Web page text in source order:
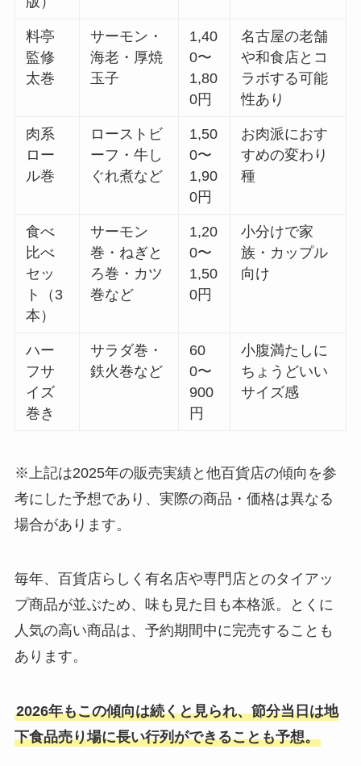
料亭
監修
太巻
サーモン・
海老・厚焼
玉子
1,40
0〜
1,80
0円
名古屋の老舗
や和食店とコ
ラボする可能
性あり
肉系
ロー
ル巻
ローストビ
ーフ・牛し
ぐれ煮など
1,50
0〜
1,90
0円
お肉派におす
すめの変わり
種
食べ
比べ
セッ
ト（3
本）
サーモン
巻・ねぎと
ろ巻・カツ
巻など
1,20
0〜
1,50
0円
小分けで家
族・カップル
向け
ハー
フサ
イズ
巻き
サラダ巻・
鉄火巻など
60
0〜
900
円
小腹満たしに
ちょうどいい
サイズ感
※上記は2025年の販売実績と他百貨店の傾向を参
考にした予想であり、実際の商品・価格は異なる
場合があります。
毎年、百貨店らしく有名店や専門店とのタイアッ
プ商品が並ぶため、味も見た目も本格派。とくに
人気の高い商品は、予約期間中に完売することも
あります。
2026年もこの傾向は続くと見られ、節分当日は地
下食品売り場に長い行列ができることも予想。